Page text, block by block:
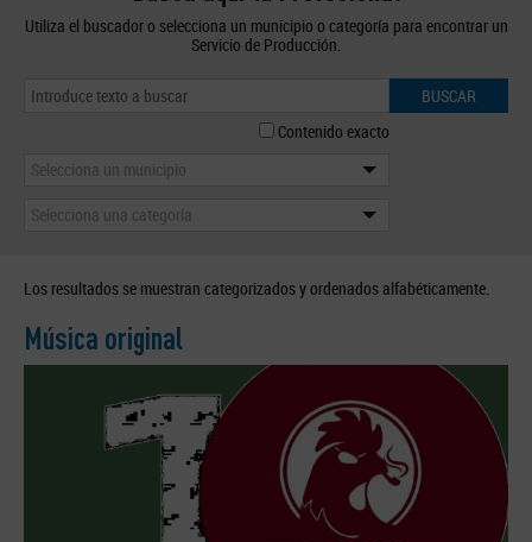
Utiliza el buscador o selecciona un municipio o categoría para encontrar un
Servicio de Producción.
BUSCAR
Contenido exacto
Selecciona un municipio
Selecciona una categoría
Los resultados se muestran categorizados y ordenados alfabéticamente.
Música original